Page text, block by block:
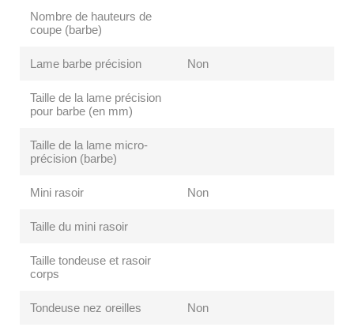
Nombre de hauteurs de
coupe (barbe)
Lame barbe précision Non
Taille de la lame précision
pour barbe (en mm)
Taille de la lame micro-
précision (barbe)
Mini rasoir Non
Taille du mini rasoir
Taille tondeuse et rasoir
corps
Tondeuse nez oreilles Non